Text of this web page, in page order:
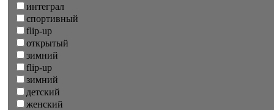
интеграл
спортивный
flip-up
открытый
зимний
flip-up
зимний
детский
женский